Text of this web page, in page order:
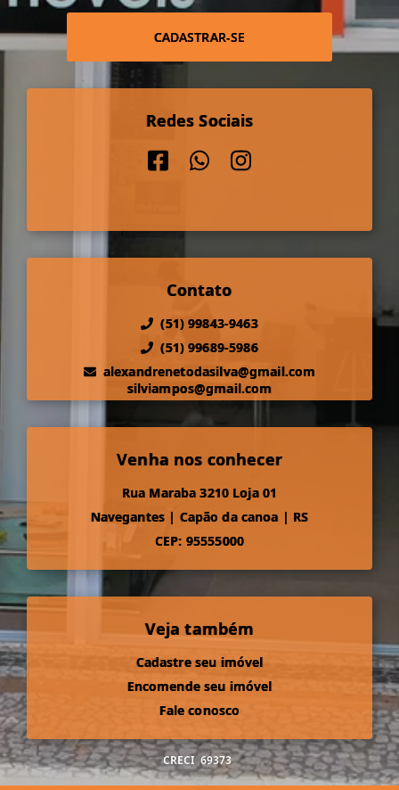
CADASTRAR-SE
Redes Sociais
Contato
(51) 99843-9463
(51) 99689-5986
alexandrenetodasilva@gmail.com
silviampos@gmail.com
Venha nos conhecer
Rua Maraba 3210 Loja 01
Navegantes | Capão da canoa | RS
CEP: 95555000
Veja também
Cadastre seu imóvel
Encomende seu imóvel
Fale conosco
CRECI 69373